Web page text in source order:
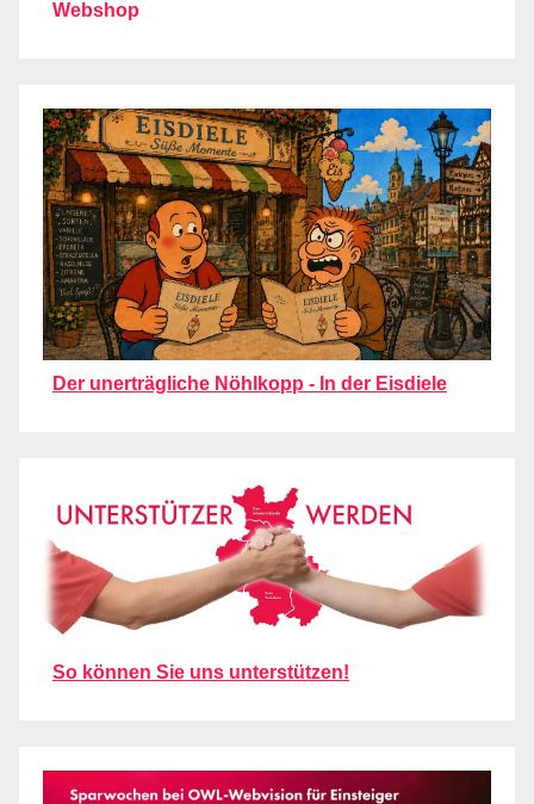
Webshop
Der unerträgliche Nöhlkopp - In der Eisdiele
So können Sie uns unterstützen!